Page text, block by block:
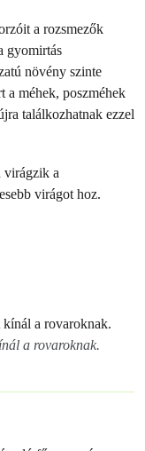
a rozsmezők
gyomirtás
növény szinte
a méhek, poszméhek
találkozhatnak ezzel
virágzik a
virágot hoz.
a rovaroknak.